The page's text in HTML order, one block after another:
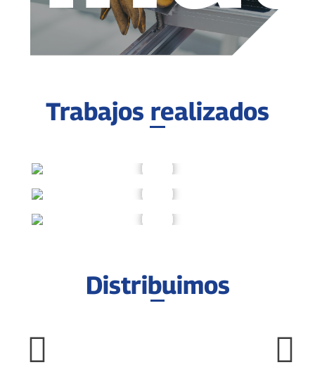
Trabajos realizados
Distribuimos